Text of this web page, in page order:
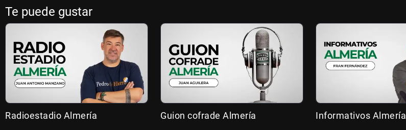
Te puede gustar
Radioestadio Almería Guion cofrade Almería Informativos Almería